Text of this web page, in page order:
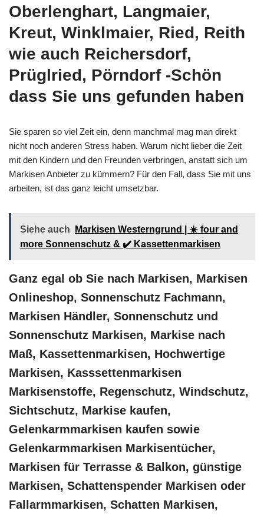
Oberlenghart, Langmaier,
Kreut, Winklmaier, Ried, Reith
wie auch Reichersdorf,
Prüglried, Pörndorf -Schön
dass Sie uns gefunden haben
Sie sparen so viel Zeit ein, denn manchmal mag man direkt
nicht noch anderen Stress haben. Warum nicht lieber die Zeit
mit den Kindern und den Freunden verbringen, anstatt sich um
Markisen Anbieter zu kümmern? Für den Fall, dass Sie mit uns
arbeiten, ist das ganz leicht umsetzbar.
Siehe auch
Markisen Westerngrund | ☀️ four and
more Sonnenschutz & ✔️ Kassettenmarkisen
Ganz egal ob Sie nach Markisen, Markisen
Onlineshop, Sonnenschutz Fachmann,
Markisen Händler, Sonnenschutz und
Sonnenschutz Markisen, Markise nach
Maß, Kassettenmarkisen, Hochwertige
Markisen, Kasssettenmarkisen
Markisenstoffe, Regenschutz, Windschutz,
Sichtschutz, Markise kaufen,
Gelenkarmmarkisen kaufen sowie
Gelenkarmmarkisen Markisentücher,
Markisen für Terrasse & Balkon, günstige
Markisen, Schattenspender Markisen oder
Fallarmmarkisen, Schatten Markisen,